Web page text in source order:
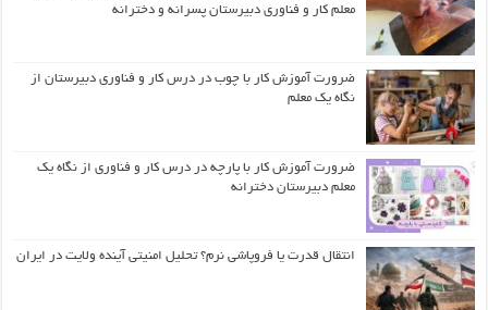
معلم کار و فناوری دبیرستان پسرانه و دخترانه
ضرورت آموزش کار با چوب در درس کار و فناوری دبیرستان از
نگاه یک معلم
ضرورت آموزش کار با پارچه در درس کار و فناوری از نگاه یک
معلم دبیرستان دخترانه
انتقال قدرت یا فروپاشی نرم؟ تحلیل امنیتی آینده ولایت در ایران